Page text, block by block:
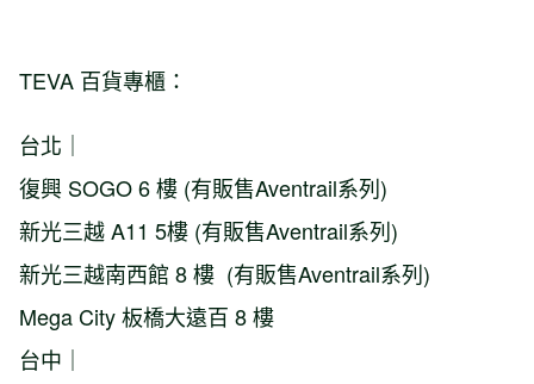
TEVA 百貨專櫃：
台北｜
復興 SOGO 6 樓 (有販售Aventrail系列)
新光三越 A11 5樓 (有販售Aventrail系列)
新光三越南西館 8 樓 (有販售Aventrail系列)
Mega City 板橋大遠百 8 樓
台中｜